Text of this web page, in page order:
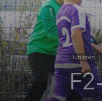
Junioren